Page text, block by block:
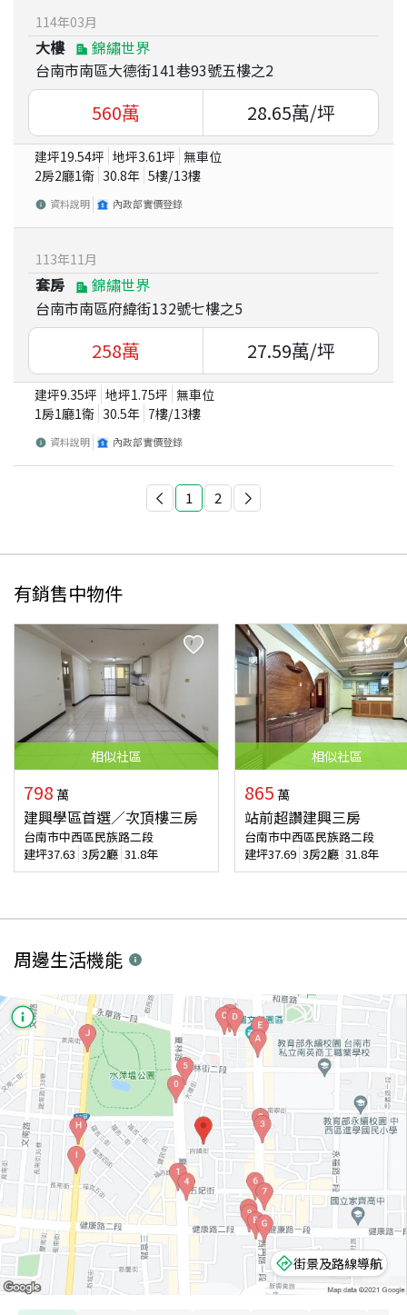
114年03月
大樓
錦繡世界
台南市南區大德街141巷93號五樓之2
560萬 28.65萬/坪
建坪19.54坪 地坪3.61坪 無車位
2房2廳1衛 30.8年 5樓/13樓
資料說明 內政部實價登錄
113年11月
套房
錦繡世界
台南市南區府緯街132號七樓之5
258萬 27.59萬/坪
建坪9.35坪 地坪1.75坪 無車位
1房1廳1衛 30.5年 7樓/13樓
資料說明 內政部實價登錄
1 2
有銷售中物件
相似社區
798 萬
建興學區首選／次頂樓三房
台南市中西區民族路二段
建坪37.63 3房2廳 31.8年
相似社區
865 萬
站前超讚建興三房
台南市中西區民族路二段
建坪37.69 3房2廳 31.8年
周邊生活機能
街景及路線導航